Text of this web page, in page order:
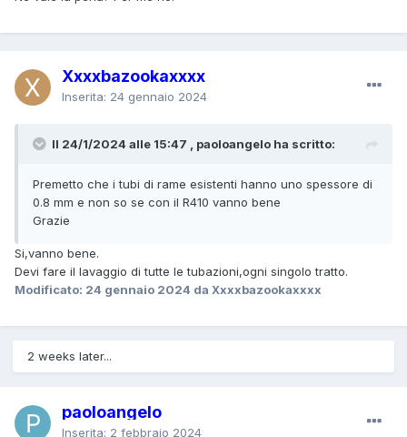
Xxxxbazookaxxxx
Inserita: 24 gennaio 2024
Il 24/1/2024 alle 15:47 , paoloangelo ha scritto:
Premetto che i tubi di rame esistenti hanno uno spessore di
0.8 mm e non so se con il R410 vanno bene
Grazie
Si,vanno bene.
Devi fare il lavaggio di tutte le tubazioni,ogni singolo tratto.
Modificato: 24 gennaio 2024 da Xxxxbazookaxxxx
2 weeks later...
paoloangelo
Inserita: 2 febbraio 2024